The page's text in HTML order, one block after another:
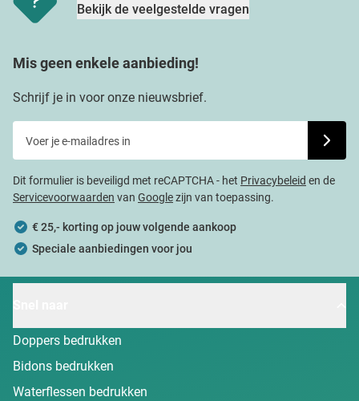
Bekijk de veelgestelde vragen
Mis geen enkele aanbieding!
Schrijf je in voor onze nieuwsbrief.
Dit formulier is beveiligd met reCAPTCHA - het Privacybeleid en de
Servicevoorwaarden van Googlezijn van toepassing.
€ 25,- korting op jouw volgende aankoop
Speciale aanbiedingen voor jou
Doppers bedrukken
Bidons bedrukken
Waterflessen bedrukken